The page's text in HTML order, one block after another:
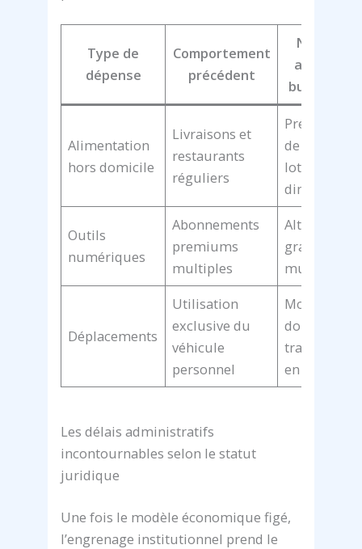
Type de
dépense
Comportement
précédent
Nouvelle
approche
budgétaire
Alimentation
hors domicile
Livraisons et
restaurants
réguliers
Préparation
de repas par
lots le
dimanche
Outils
numériques
Abonnements
premiums
multiples
Alternatives
gratuites ou
Déplacements
Utilisation
exclusive du
véhicule
personnel
Mobilité
douce et
transports
en commun
Les délais administratifs
incontournables selon le statut
juridique
Une fois le modèle économique figé,
l’engrenage institutionnel prend le